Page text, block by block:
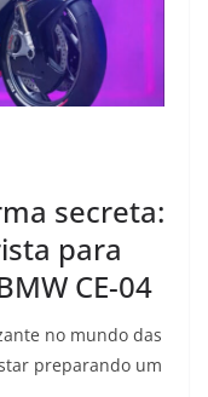
secreta:
para
CE-04
no mundo das
preparando um